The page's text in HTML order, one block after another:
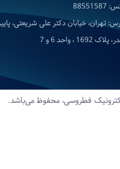
تهران، خیابان دکتر علی شریعتی،
1692 ، واحد 6 و 7
فطروسی، محفوظ می‌باشد.